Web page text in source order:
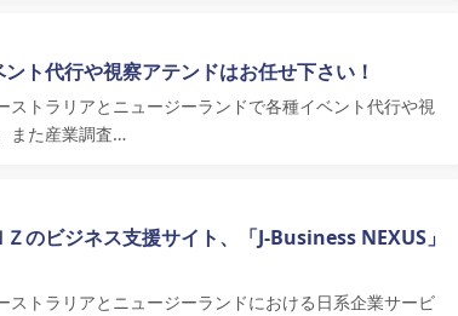
ント代行や視察アテンドはお任せ下さい！
ストラリアとニュージーランドで各種イベント代行や視
また産業調査…
Ｚのビジネス支援サイト、「J-Business NEXUS」
ストラリアとニュージーランドにおける日系企業サービ